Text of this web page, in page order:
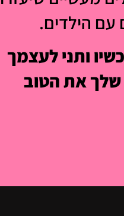
עם הילדים.
ותני לעצמך
את הטוב